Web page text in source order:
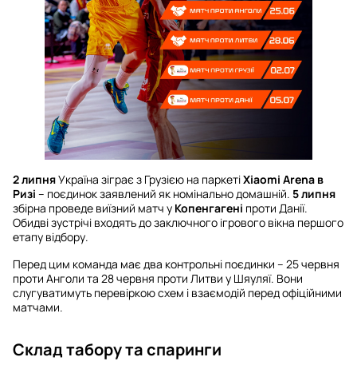
2 липняУкраїна зіграє з Грузією на паркетіXiaomi Arena в
Ризі – поєдинок заявлений як номінально домашній. 5 липня
збірна проведе виїзний матч у Копенгагені проти Данії.
Обидві зустрічі входять до заключного ігрового вікна першого
етапу відбору.
Перед цим команда має два контрольні поєдинки – 25 червня
проти Анголи та 28 червня проти Литви у Шяуляї. Вони
слугуватимуть перевіркою схем і взаємодій перед офіційними
матчами.
Склад табору та спаринги